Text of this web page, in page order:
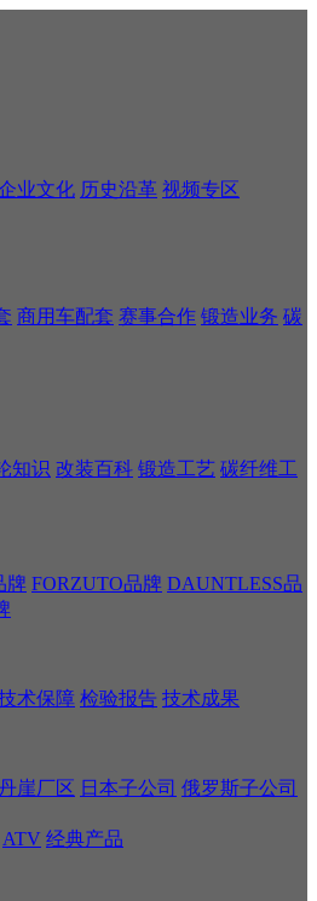
业文化 历史沿革 视频专区
商用车配套 赛事合作 锻造业务 碳
知识 改装百科 锻造工艺 碳纤维工
牌 FORZUTO品牌 DAUNTLESS品
术保障 检验报告 技术成果
崖厂区 日本子公司 俄罗斯子公司
ATV 经典产品